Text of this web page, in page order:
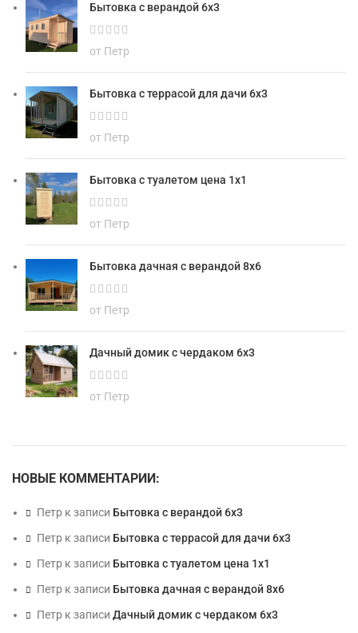
Бытовка с верандой 6х3
от Петр
Бытовка с террасой для дачи 6х3
от Петр
Бытовка с туалетом цена 1х1
от Петр
Бытовка дачная с верандой 8х6
от Петр
Дачный домик с чердаком 6х3
от Петр
НОВЫЕ КОММЕНТАРИИ:
Петр к записи Бытовка с верандой 6х3
Петр к записи Бытовка с террасой для дачи 6х3
Петр к записи Бытовка с туалетом цена 1х1
Петр к записи Бытовка дачная с верандой 8х6
Петр к записи Дачный домик с чердаком 6х3